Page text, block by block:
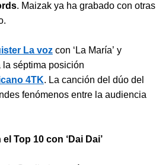
. Maizak ya ha grabado con otras
La vozcon ‘La María’ y
séptima posición
4TK. La canción del dúo del
fenómenos entre la audiencia
Top 10 con ‘Dai Dai’